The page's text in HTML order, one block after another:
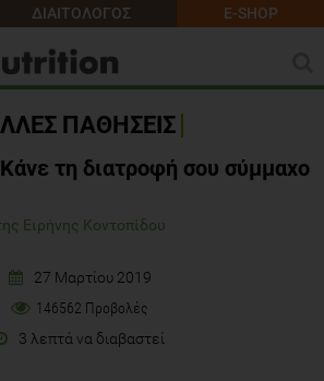
ΔΙΑΙΤΟΛΟΓΟΣ E-SHOP
ΠΑΘΗΣΕΙΣ
τη διατροφή σου σύμμαχο
Ειρήνης Κοντοπίδου
27 Μαρτίου 2019
146562 Προβολές
3 λεπτά να διαβαστεί